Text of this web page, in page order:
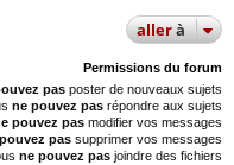
allerà
Permissions du forum
pas poster de nouveaux sujets
ne pouvez pas répondre aux sujets
pouvez pas modifier vos messages
pas supprimer vos messages
ne pouvez pas joindre des fichiers